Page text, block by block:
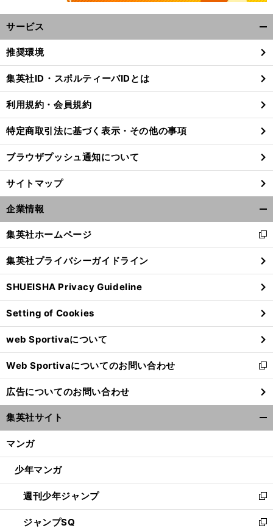
サービス
閉
る
推奨環境
集英社ID・スポルティーバIDとは
利用規約・会員規約
特定商取引法に基づく表示・その他の事項
ブラウザプッシュ通知について
サイトマップ
企業情報
閉
る
集英社ホームページ
新
し
い
ウ
ィ
ン
ド
ウ
で
開
く
集英社プライバシーガイドライン
SHUEISHA Privacy Guideline
Setting of Cookies
web Sportivaについて
Web Sportivaについてのお問い合わせ
新
し
い
ウ
ィ
ン
ウ
開
く
広告についてのお問い合わせ
集英社サイト
マンガ
少年マンガ
週刊少年ジャンプ
新
し
い
ジャンプSQ
新